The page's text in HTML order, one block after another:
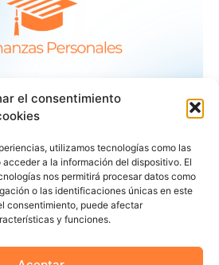
el consentimiento
utilizamos tecnologías como las
a la información del dispositivo. El
nos permitirá procesar datos como
o las identificaciones únicas en este
consentimiento, puede afectar
y funciones.